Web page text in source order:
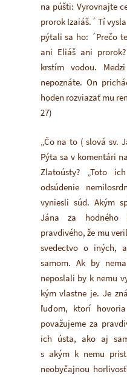
na púšti: Vyrovnajte
prorok Izaiáš.´ Tí
pýtali sa ho: ´Prečo
ani Eliáš ani
krstím vodou.
nepoznáte. On
hoden rozviazať mu
27)
„Čo na to ( slová sv.
Pýta sa v komentári
Zlatoústy? „Toto
odsúdenie
vyniesli súd. Akým
Jána za
pravdivého, že mu
svedectvo o iných,
samom. Ak by
neposlali by k nemu
kým vlastne je. Je
ľuďom, ktorí
považujeme za
ich ústa, ako aj
s akým k nemu
neobyčajnou